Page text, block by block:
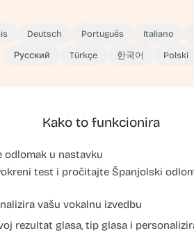
Deutsch Português Italiano
Русский Türkçe 한국어 Polski
Kako to funkcionira
odlomak u nastavku
test i pročitajte Španjolski
vašu vokalnu izvedbu
rezultat glasa, tip glasa i